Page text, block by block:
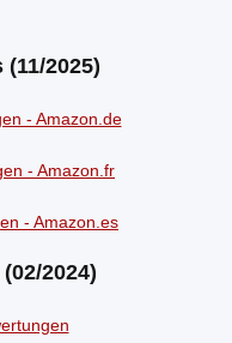
2025)
- Amazon.de
- Amazon.fr
- Amazon.es
(02/2024)